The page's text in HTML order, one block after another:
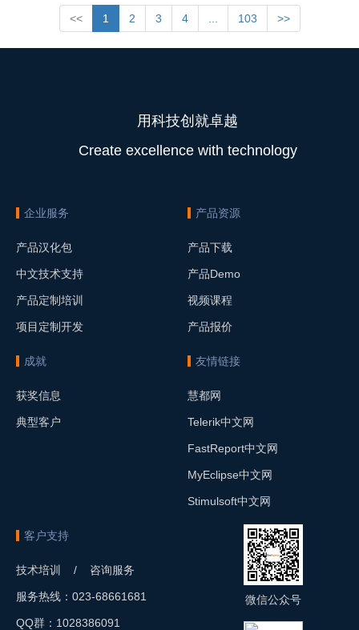
<< 1 2 3 4 103 >>
用科技创就卓越
Create excellence with technology
企业服务
产品汉化包
中文技术支持
产品定制培训
项目定制开发
产品资源
产品下载
产品Demo
视频课程
产品报价
成就
获奖信息
典型客户
友情链接
慧都网
Telerik中文网
FastReport中文网
MyEclipse中文网
Stimulsoft中文网
客户支持
技术培训 / 咨询服务
服务热线：023-68661681
QQ群：1028386091
微信公众号